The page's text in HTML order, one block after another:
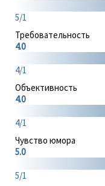
5/1
Требовательность
4.0
4/1
Объективность
4.0
4/1
Чувство юмора
5.0
5/1